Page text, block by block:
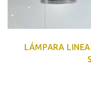
LÁMPARA